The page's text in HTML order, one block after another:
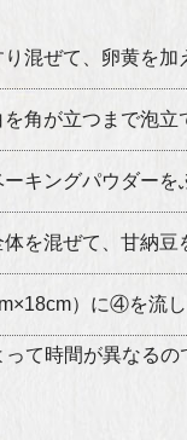
混ぜて、卵黄を加
を角が立つまで泡
キングパウダーを
を混ぜて、甘納豆
）に④を流
て時間が異なる